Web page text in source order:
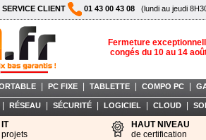
SERVICE CLIENT 01 43 00 43 08 (lundi au jeudi
Fermeture
congés du 10 au 14
PC FIXE TABLETTE COMPO PC
RÉSEAU SÉCURITÉ LOGICIEL CLOUD
HAUT NIVEAU
de certification